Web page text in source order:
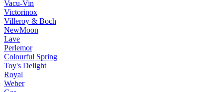
Vacu-Vin
Victorinox
Villeroy & Boch
NewMoon
Lave
Perlemor
Colourful Spring
Toy's Delight
Royal
Weber